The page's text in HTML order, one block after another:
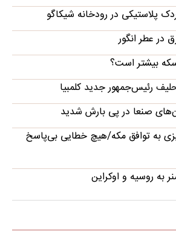
در عطر انگور
بیشتر است؟
رئیس‌جمهور جدید کلمبیا
صنعا در پی بارش شدید
به توافق مکه/هیچ خطایی بی‌پاسخ
به روسیه و اوکراین